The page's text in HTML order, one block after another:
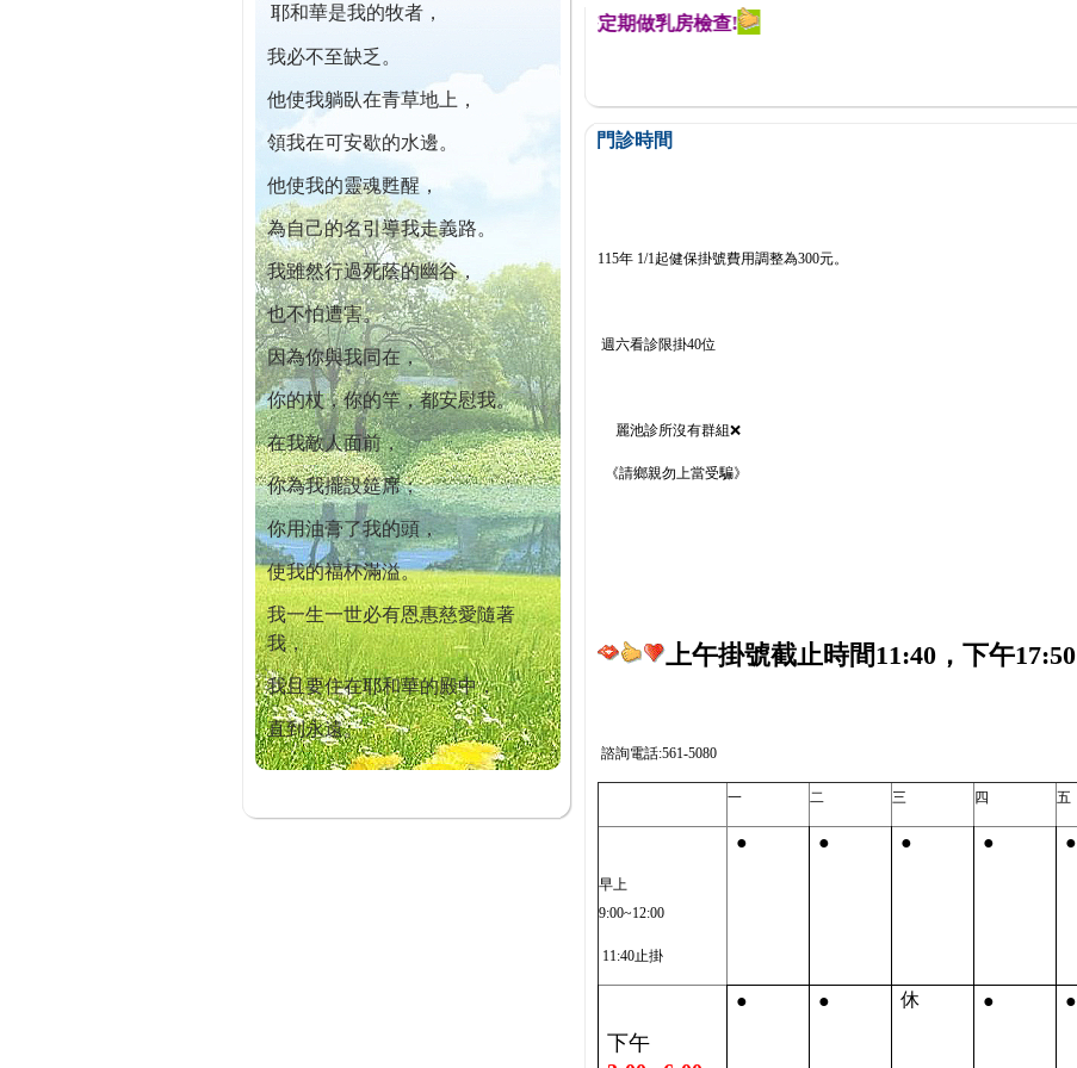
耶和華是我的牧者，
我必不至缺乏。
他使我躺臥在青草地上，
領我在可安歇的水邊。
他使我的靈魂甦醒，
為自己的名引導我走義路。
我雖然行過死蔭的幽谷，
也不怕遭害。
因為你與我同在，
你的杖，你的竿，都安慰我。
在我敵人面前，
你為我擺設筵席；
你用油膏了我的頭，
使我的福杯滿溢。
我一生一世必有恩惠慈愛隨著
我，
我且要住在耶和華的殿中，
直到永遠。
本院自開幕迄今已篩檢出1700位乳癌患者,提醒您定期做乳房檢查!
門診時間
115年 1/1起健保掛號費用調整為300元。
週六看診限掛40位
麗池診所沒有群組❌
《請鄉親勿上當受騙》
上午掛號截止時間11:40，下午17:50
諮詢電話:561-5080
一 二 三 四 五
早上
9:00~12:00
11:40止掛
● ● ● ● ●
下午
● ● 休 ● ●